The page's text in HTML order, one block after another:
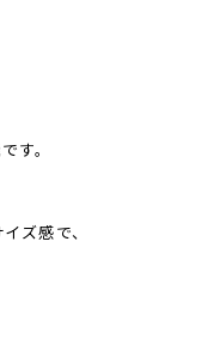
す。
ズ感で、